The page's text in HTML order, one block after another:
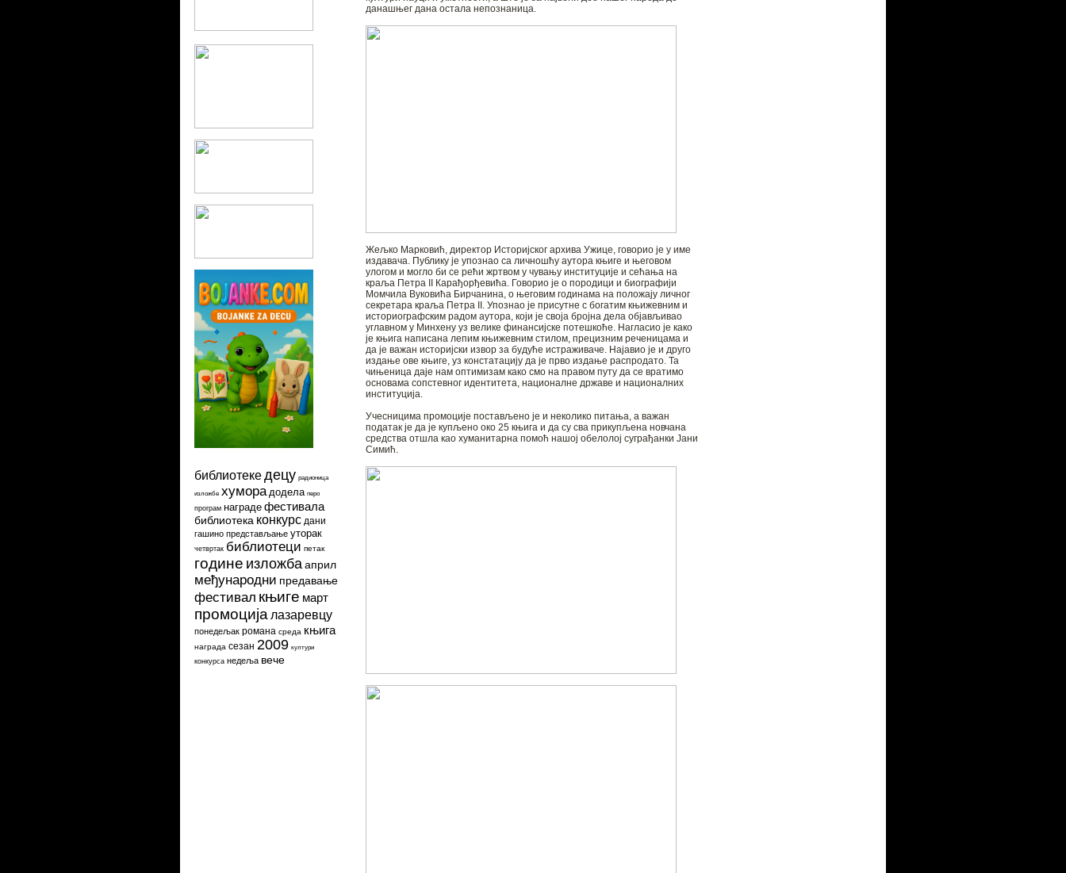
библиотекедецу радионица
изложбе хумора додела перо
програм награде фестивала
библиотека конкурс дани
гашино представљање уторак
четвртак библиотеци петак
године изложбааприл
међународни предавање
фестивал књиге март
промоција лазаревцу
понедељак романа среда књига
награда сезан 2009 култури
конкурса недеља вече
данашњег дана остала непознаница.
Жељко Марковић, директор Историјског архива Ужице, говорио је у име
издавача. Публику је упознао са личношћу аутора књиге и његовом
улогом и могло би се рећи жртвом у чувању институције и сећања на
краља Петра II Карађорђевића. Говорио је о породици и биографији
Момчила Вуковића Бирчанина, о његовим годинама на положају личног
секретара краља Петра II. Упознао је присутне с богатим књижевним и
историографским радом аутора, који је своја бројна дела објављивао
углавном у Минхену уз велике финансијске потешкоће. Нагласио је како
је књига написана лепим књижевним стилом, прецизним реченицама и
да је важан историјски извор за будуће истраживаче. Најавио је и друго
издање ове књиге, уз констатацију да је прво издање распродато. Та
чињеница даје нам оптимизам како смо на правом путу да се вратимо
основама сопстевног идентитета, националне државе и националних
институција.
Учесницима промоције постављено је и неколико питања, а важан
податак је да је купљено око 25 књига и да су сва прикупљена новчана
средства отшла као хуманитарна помоћ нашој обелолој суграђанки Јани
Симић.